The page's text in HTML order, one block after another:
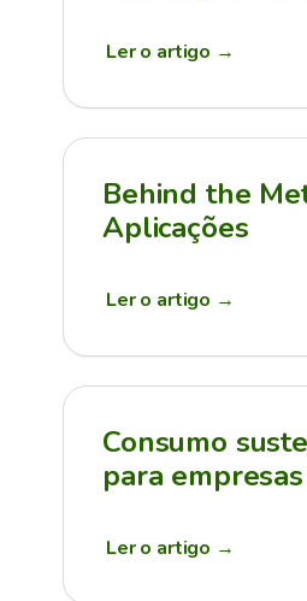
Ler o artigo →
Behind the
Aplicações
Ler o artigo →
Consumo
para empresas
Ler o artigo →